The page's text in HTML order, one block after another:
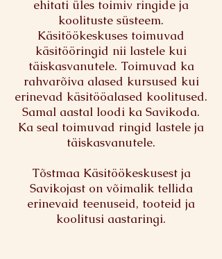
ehitati üles toimiv ringide ja
koolituste süsteem.
Käsitöökeskuses toimuvad
käsitööringid nii lastele kui
täiskasvanutele. Toimuvad ka
rahvarõiva alased kursused kui
erinevad käsitööalased koolitused.
Samal aastal loodi ka Savikoda.
Ka seal toimuvad ringid lastele ja
täiskasvanutele.
Tõstmaa Käsitöökeskusest ja
Savikojast on võimalik tellida
erinevaid teenuseid, tooteid ja
koolitusi aastaringi.